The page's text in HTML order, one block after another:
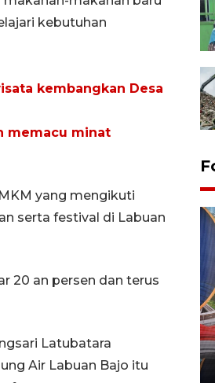
kebutuhan
kembangkan Desa
memacu minat
yang mengikuti
serta festival di Labuan
20 an persen dan terus
Latubatara
Air Labuan Bajo itu
Bogor
18:49